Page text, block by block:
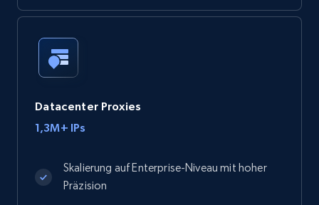
Datacenter Proxies
1,3M+ IPs
Skalierung auf Enterprise-Niveau mit hoher
Präzision